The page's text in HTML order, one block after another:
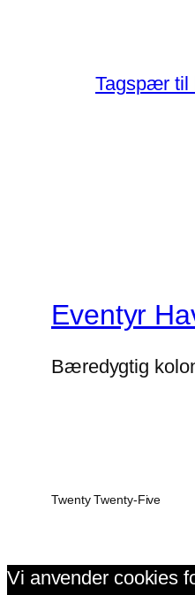
Tagspær til
Eventyr
Bæredygtig
Twenty Twenty-Five
Vi anvender cookies